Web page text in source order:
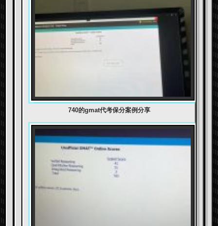
740的gmat代考保分案例分享